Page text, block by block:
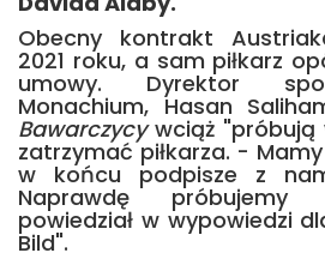
Obecny kontrakt
2021 roku, a sam piłkarz
umowy. Dyrektor
Monachium, Hasan
Bawarczycywciąż "próbują
zatrzymać piłkarza. -
w końcu podpisze z
Naprawdę
powiedział w wypowiedzi
Bild".